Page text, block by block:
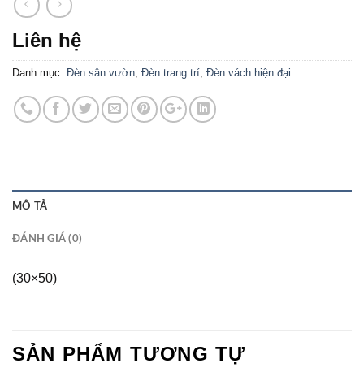
Liên hệ
Danh mục: Đèn sân vườn, Đèn trang trí, Đèn vách hiện đại
MÔ TẢ
ĐÁNH GIÁ (0)
(30×50)
SẢN PHẨM TƯƠNG TỰ